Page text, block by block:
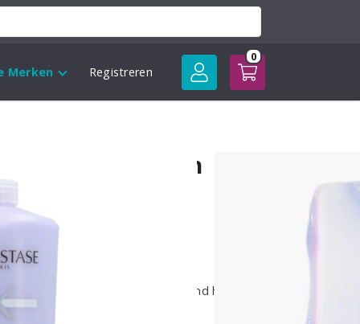
Merken Registreren
0
Absolu Cicaflash
speciaal voor mensen met blond haar
wordt verzorgd